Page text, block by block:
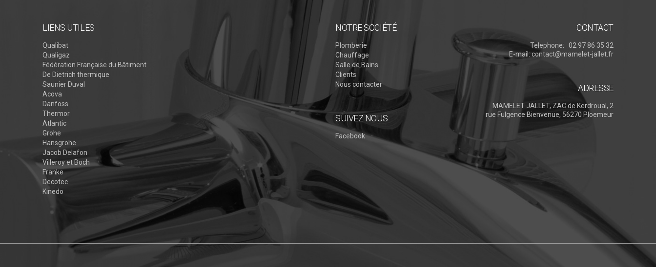
LIENS UTILES
Qualibat
Qualigaz
Fédération Française du Bâtiment
De Dietrich thermique
Saunier Duval
Acova
Danfoss
Thermor
Atlantic
Grohe
Hansgrohe
Jacob Delafon
Villeroy et Boch
Franke
Decotec
Kinedo
NOTRE SOCIÉTÉ
Plomberie
Chauffage
Salle de Bains
Clients
Nous contacter
SUIVEZ NOUS
Facebook
CONTACT
Telephone:
02 97 86 35 32
E-mail: contact@mamelet-jallet.fr
ADRESSE
MAMELET JALLET, ZAC de Kerdroual, 2
rue Fulgence Bienvenue, 56270 Ploemeur